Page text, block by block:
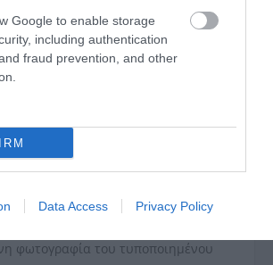
Google to enable storage
including authentication
fraud prevention, and other
Data Access Privacy Policy
Πέλους: 10mm (+/-5%)
: 532.000κόµποι/m² (+/-5%)
διαστάσεις η κοπή γίνεται σε τυχαίο
τελικό σχέδιο και οι αναλογίες αυτού
φωτογραφία του τυποποιηµένου